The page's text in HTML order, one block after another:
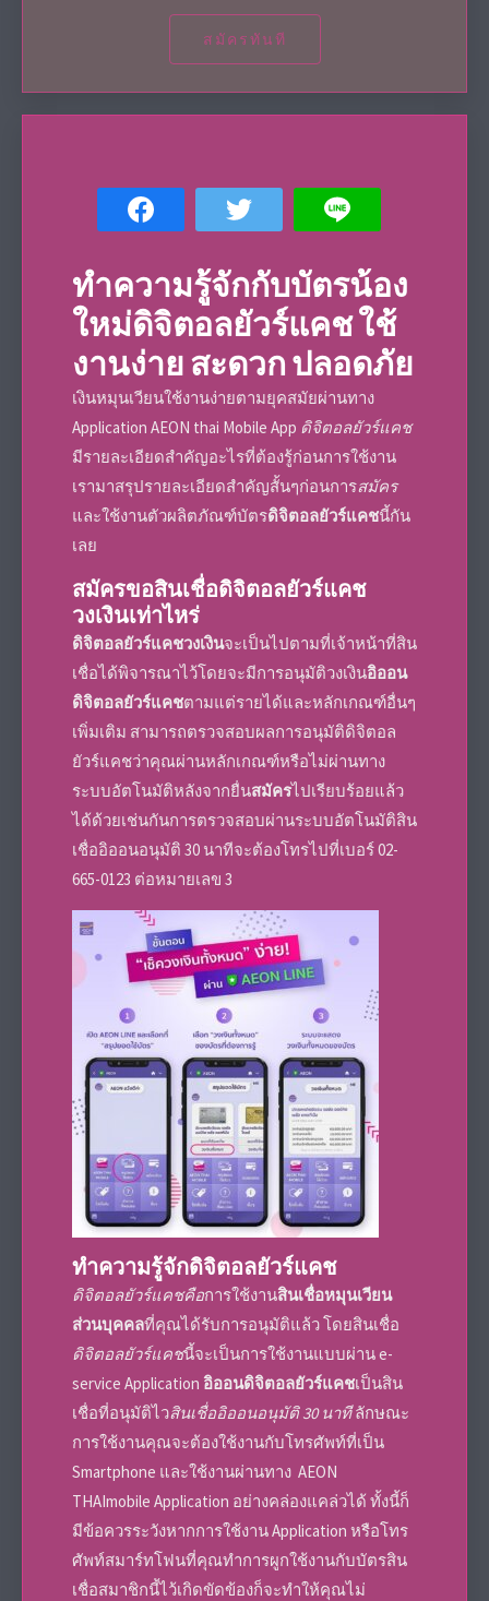
สมัครทันที
ทำความรู้จักกับบัตรน้อง
ใหม่ดิจิตอลยัวร์แคชใช้
งานง่าย สะดวก ปลอดภัย
เงินหมุนเวียนใช้งานง่ายตามยุคสมัยผ่านทาง
Application AEON thai Mobile App ดิจิตอลยัวร์แคช
มีรายละเอียดสำคัญอะไรที่ต้องรู้ก่อนการใช้งาน
เรามาสรุปรายละเอียดสำคัญสั้นๆก่อนการสมัคร
และใช้งานตัวผลิตภัณฑ์บัตรดิจิตอลยัวร์แคชนี้กัน
เลย
สมัครขอสินเชื่อดิจิตอลยัวร์แคช
วงเงินเท่าไหร่
ดิจิตอลยัวร์แคชวงเงินจะเป็นไปตามที่เจ้าหน้าที่สิน
เชื่อได้พิจารณาไว้โดยจะมีการอนุมัติวงเงินอิออน
ดิจิตอลยัวร์แคชตามแต่รายได้และหลักเกณฑ์อื่นๆ
เพิ่มเติม สามารถตรวจสอบผลการอนุมัติดิจิตอล
ยัวร์แคชว่าคุณผ่านหลักเกณฑ์หรือไม่ผ่านทาง
ระบบอัตโนมัติหลังจากยื่นสมัครไปเรียบร้อยแล้ว
ได้ด้วยเช่นกันการตรวจสอบผ่านระบบอัตโนมัติสิน
เชื่ออิออนอนุมัติ 30 นาทีจะต้องโทรไปที่เบอร์ 02-
665-0123 ต่อหมายเลข 3
ทำความรู้จักดิจิตอลยัวร์แคช
ดิจิตอลยัวร์แคชคือการใช้งานสินเชื่อหมุนเวียน
ส่วนบุคคลที่คุณได้รับการอนุมัติแล้ว โดยสินเชื่อ
ดิจิตอลยัวร์แคชนี้จะเป็นการใช้งานแบบผ่าน e-
service Application อิออนดิจิตอลยัวร์แคชเป็นสิน
เชื่อที่อนุมัติไวสินเชื่ออิออนอนุมัติ 30 นาทีลักษณะ
การใช้งานคุณจะต้องใช้งานกับโทรศัพท์ที่เป็น
Smartphone และใช้งานผ่านทาง AEON
THAImobile Application อย่างคล่องแคล่วได้ ทั้งนี้ก็
มีข้อควรระวังหากการใช้งาน Application หรือโทร
ศัพท์สมาร์ทโฟนที่คุณทำการผูกใช้งานกับบัตรสิน
เชื่อสมาชิกนี้ไว้เกิดขัดข้องก็จะทำให้คุณไม่